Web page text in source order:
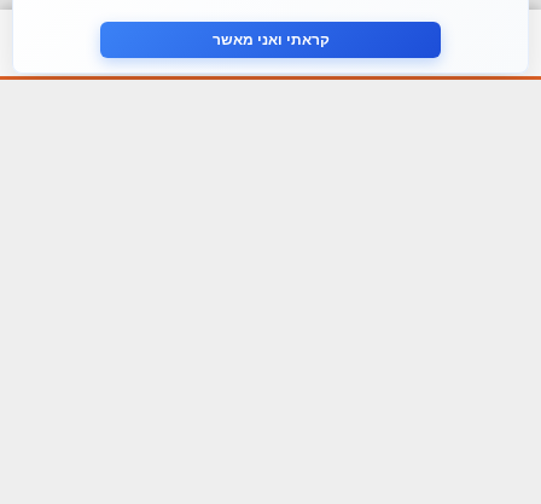
צור קשר
קראתי ואני מאשר